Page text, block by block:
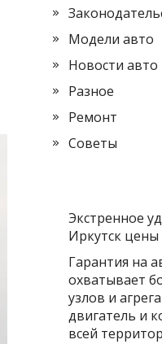
Модели авто
Новости авто
Разное
Ремонт
Советы
Экстренное
Иркутск
Гарантия на
охватывает
узлов и
двигатель и
всей